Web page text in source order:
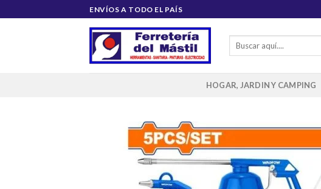
al
ENVÍOS A TODO EL PAÍS
Buscar
HOGAR, JARDIN Y CAMPING